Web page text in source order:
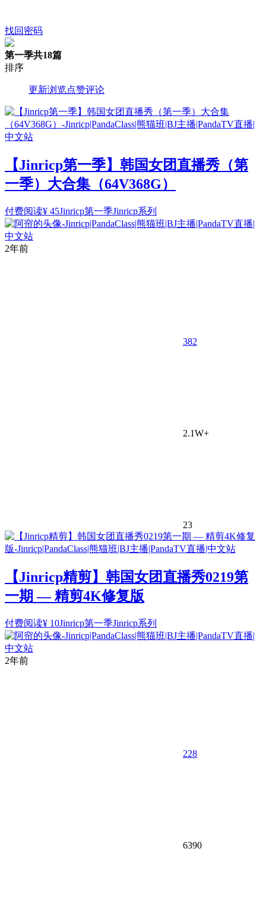
找回密码
第一季共18篇
排序
更新浏览点赞评论
【Jinricp第一季】韩国女团直播秀（第
一季）大合集（64V368G）
付费阅读¥ 45Jinricp第一季Jinricp系列
2年前
382
2.1W+
23
【Jinricp精剪】韩国女团直播秀0219第
一期 — 精剪4K修复版
付费阅读¥ 10Jinricp第一季Jinricp系列
2年前
228
6390